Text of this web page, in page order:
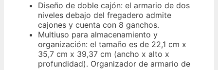
Diseño de doble cajón: el armario de dos
niveles debajo del fregadero admite
cajones y cuenta con 8 ganchos.
Multiuso para almacenamiento y
organización: el tamaño es de 22,1 cm x
35,7 cm x 39,37 cm (ancho x alto x
profundidad). Organizador de armario de